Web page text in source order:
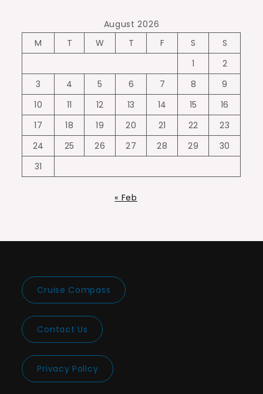
August 2026
M
T W T F S
S
1
2
3
4 5 6 7 8
9
10
11 12 13 14 15
16
17
18 19 20 21 22
23
24
25 26 27 28 29
30
31
« Feb
Cruise Compass
Contact Us
Privacy Policy